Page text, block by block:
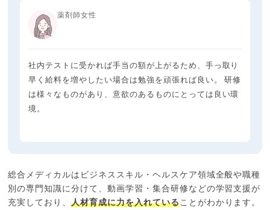
薬剤師女性
社内テストに受かれば手当の額が上がるため、手っ取り
早く給料を増やしたい場合は勉強を頑張れば良い。 研修
は様々なものがあり、意欲のあるものにとっては良い環
境。
総合メディカルはビジネススキル・ヘルスケア領域全般や職種
別の専門知識に分けて、動画学習・集合研修などの学習支援が
充実しており、人材育成に力を入れていることがわかります。